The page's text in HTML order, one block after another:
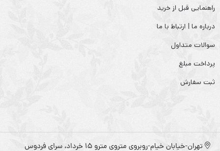
راهنمایی قبل از خرید
درباره ما | ارتباط با ما
سوالات متداول
پرداخت مبلغ
ثبت سفارش
تهران-خیابان خیام-روبروی متروی مترو ۱۵ خرداد، سرای فردوس